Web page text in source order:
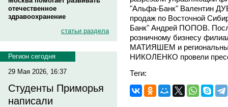
отечественное
здравоохранение
статьи раздела
Регион сегодня
29 Мая 2026, 16:37
Студенты Приморья
написали
"Альфа-Банк" Валентин
продаж по Восточной
Банк" Андрей ПОПОВ.
розничному бизнесу
МАТИЯШЕМ и
НИКОЛЕНКО провели
Теги: